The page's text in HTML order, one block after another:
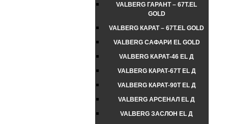
VALBERG ГАРАНТ – 67Т.EL
GOLD
VALBERG КАРАТ – 67Т.EL GOLD
VALBERG САФАРИ EL GOLD
VALBERG КАРАТ-46 EL Д
VALBERG КАРАТ-67T EL Д
VALBERG КАРАТ-90T EL Д
VALBERG АРСЕНАЛ EL Д
VALBERG ЗАСЛОН EL Д